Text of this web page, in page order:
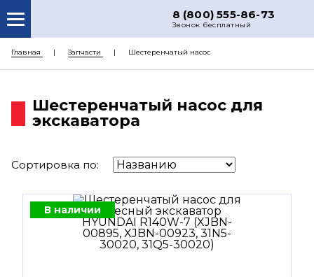
8 (800) 555-86-73
Звонок бесплатный
О НАС
РЕМОНТ
ДОСТАВКА
ЦЕНЫ
Главная Запчасти Шестеренчатый насос
Шестеренчатый насос для
экскаватора
Сортировка по:
В наличии